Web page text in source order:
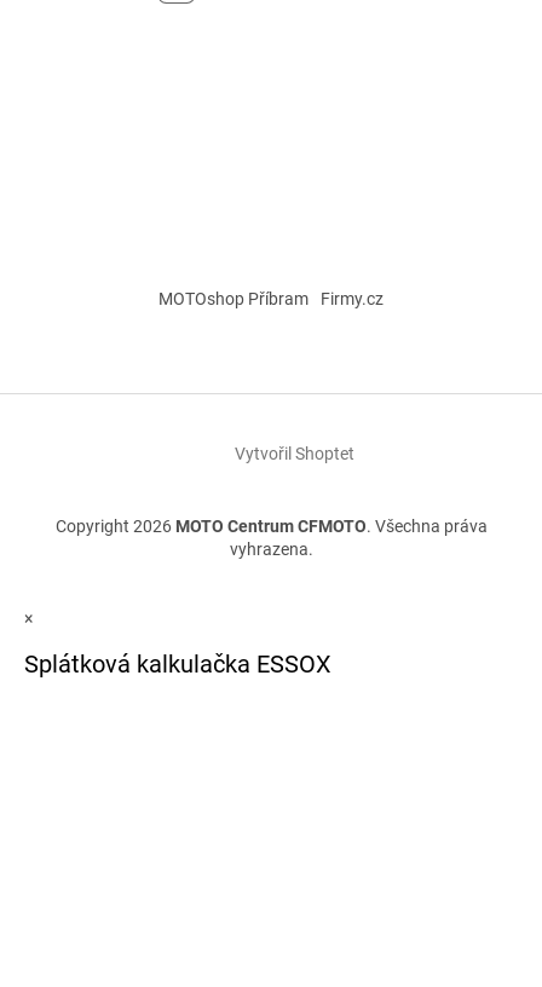
MOTOshop Příbram Firmy.cz
Vytvořil Shoptet
Copyright 2026 MOTO Centrum CFMOTO. Všechna práva
vyhrazena.
×
Splátková kalkulačka ESSOX